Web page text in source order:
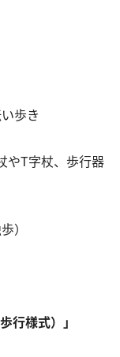
歩き
やT字杖、歩行器
）
行様式）」